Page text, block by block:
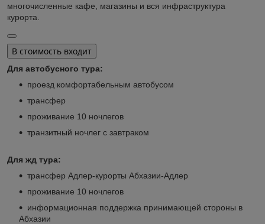
многочисленные кафе, магазины и вся инфраструктура
курорта.
В стоимость входит
Для автобусного тура:
проезд комфортабельным автобусом
трансфер
проживание 10 ночлегов
транзитный ночлег с завтраком
Для жд тура:
трансфер Адлер-курорты Абхазии-Адлер
проживание 10 ночлегов
информационная поддержка принимающей стороны в
Абхазии